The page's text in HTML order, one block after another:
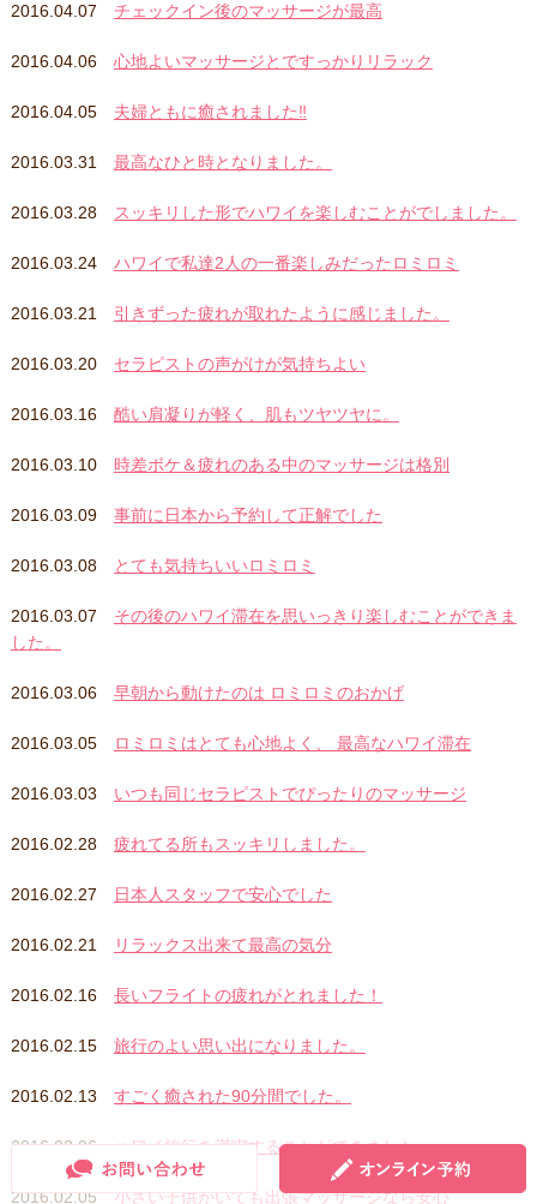
2016.04.07 チェックイン後のマッサージが最高
2016.04.06 心地よいマッサージとですっかりリラック
2016.04.05 夫婦ともに癒されました‼︎
2016.03.31 最高なひと時となりました。
2016.03.28 スッキリした形でハワイを楽しむことがでしました。
2016.03.24 ハワイで私達2人の一番楽しみだったロミロミ
2016.03.21 引きずった疲れが取れたように感じました。
2016.03.20 セラピストの声がけが気持ちよい
2016.03.16 酷い肩凝りが軽く、肌もツヤツヤに。
2016.03.10 時差ボケ＆疲れのある中のマッサージは格別
2016.03.09 事前に日本から予約して正解でした
2016.03.08 とても気持ちいいロミロミ
2016.03.07
その後のハワイ滞在を思いっきり楽しむことができま
した。
2016.03.06 早朝から動けたのは ロミロミのおかげ
2016.03.05 ロミロミはとても心地よく、 最高なハワイ滞在
2016.03.03 いつも同じセラピストでぴったりのマッサージ
2016.02.28 疲れてる所もスッキリしました。
2016.02.27 日本人スタッフで安心でした
2016.02.21 リラックス出来て最高の気分
2016.02.16 長いフライトの疲れがとれました！
2016.02.15 旅行のよい思い出になりました。
2016.02.13 すごく癒された90分間でした。
2016.02.06 ハワイ旅行を満喫することができました。
2016.02.05 小さい子供がいても出張マッサージなら安心